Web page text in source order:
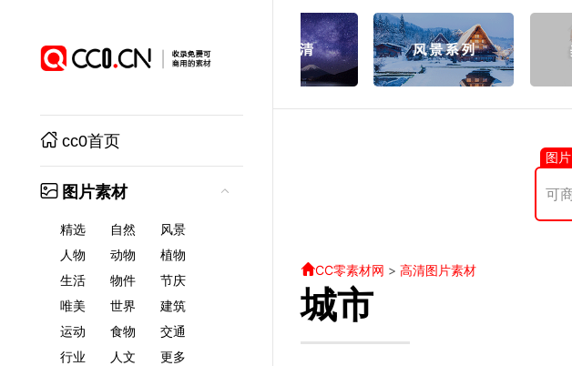
cc0首页
图片素材
精选 自然
风景
人物
动物
植物
生活
物件
节庆
唯美
世界
建筑
运动
食物
交通
行业
人文 更多
图片
CC零素材网 > 高清图片素材
城市